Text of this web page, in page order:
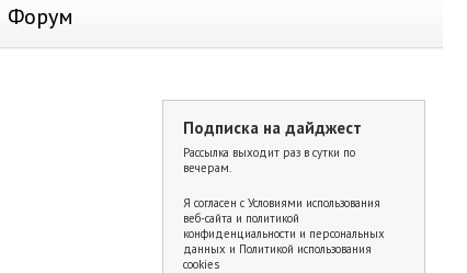
Форум
Подписка на дайджест
Рассылка выходит раз в сутки по
вечерам.
Я согласен с Условиями использования
веб-сайта и политикой
конфиденциальности и персональных
данных и Политикой использования
cookies